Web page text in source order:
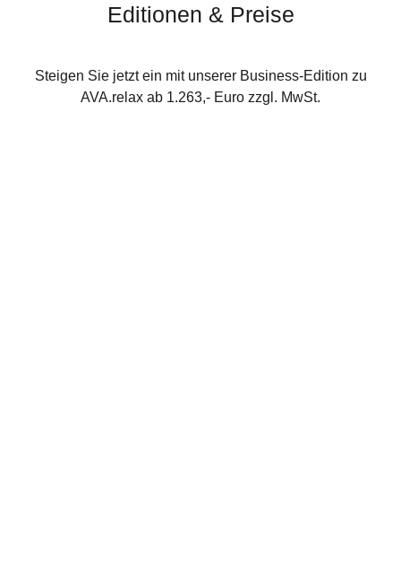
Editionen & Preise
Steigen Sie jetzt ein mit unserer Business-Edition zu
AVA.relax ab 1.263,- Euro zzgl. MwSt.